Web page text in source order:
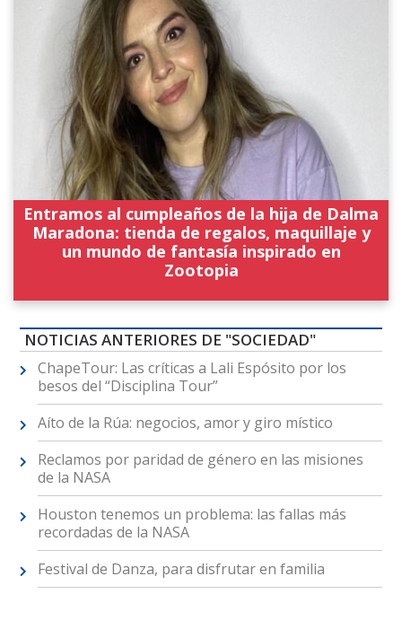
Entramos al cumpleaños de la hija de Dalma
Maradona: tienda de regalos, maquillaje y
un mundo de fantasía inspirado en
Zootopia
NOTICIAS ANTERIORES DE "SOCIEDAD"
ChapeTour: Las críticas a Lali Espósito por los
besos del “Disciplina Tour”
Aíto de la Rúa: negocios, amor y giro místico
Reclamos por paridad de género en las misiones
de la NASA
Houston tenemos un problema: las fallas más
recordadas de la NASA
Festival de Danza, para disfrutar en familia